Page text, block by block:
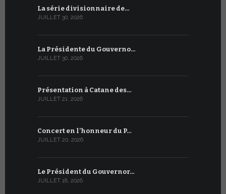
La série divisionnaire de…
JUILLET 30, 2026
La Présidente du Gouverno…
JUILLET 30, 2026
Présentation à Catane des…
JUILLET 21, 2026
Concert en l’honneur du P…
JUILLET 20, 2026
Le Président du Gouvernor…
JUILLET 18, 2026